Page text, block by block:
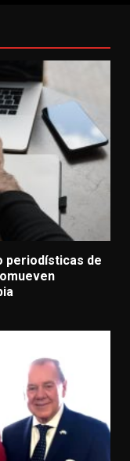
periodísticas de